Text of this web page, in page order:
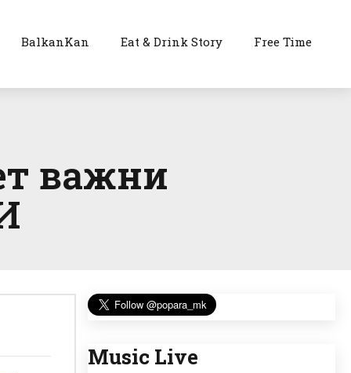
BalkanKan Eat & Drink Story Free Time
важни
Music Live